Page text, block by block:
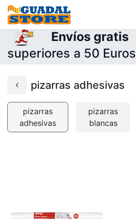
Envíos gratis
superiores a 50 Euros
pizarras adhesivas
pizarras
adhesivas
pizarras
blancas